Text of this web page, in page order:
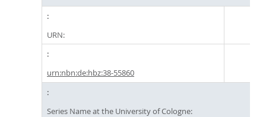
URN:
urn:nbn:de:hbz:38-55860
Series Name at the University of Cologne: